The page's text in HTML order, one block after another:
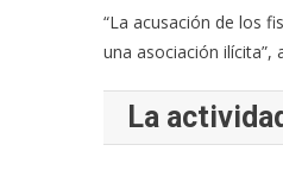
“La acusación de los
una asociación
La